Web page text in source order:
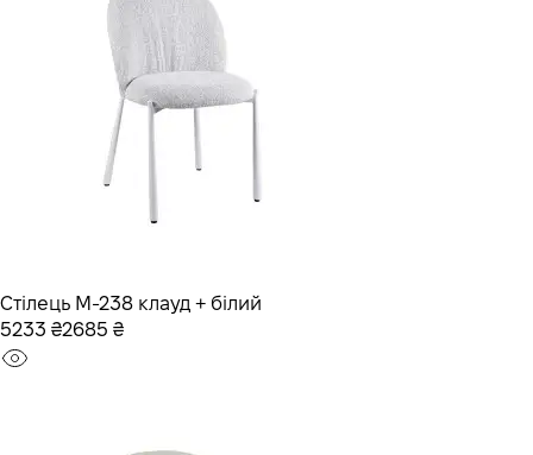
Стілець M-238 клауд + білий
5233 ₴2685 ₴